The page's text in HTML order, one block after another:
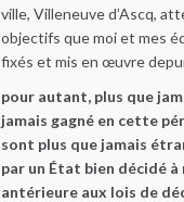
ville, Villeneuve d’Ascq,
objectifs que moi et mes
fixés et mis en œuvre
pour autant, plus que
jamais gagné en cette
sont plus que jamais
par un État bien décidé
antérieure aux lois de